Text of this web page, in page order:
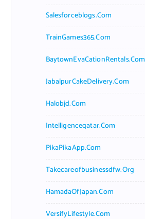
Salesforceblogs.com
TrainGames365.com
BaytownEvaCationRentals.com
JabalpurCakeDelivery.com
Halobjd.com
Intelligenceqatar.com
PikaPikaApp.com
Takecareofbusinessdfw.org
HamadaOfJapan.com
VersifyLifestyle.com